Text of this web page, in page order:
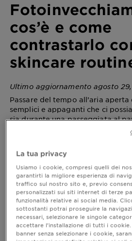
cos’è e come
contrastarlo
skincare
Ultimo aggiornamento agosto
Passare del tempo all’aria
semplici e appaganti che ci
sia durante una passeggiata al
mare o un pranzo in terrazza, il
nostra quotidianità e ha anche
accade, l’equilibrio è tutto:
è alleato divitamina De
principale responsabile di un
fotoinvecchiamento.
Forse ne hai già sentito parlare,
social o tra le righe di una rivista
significa davvero questo
possiamo fare per contrastarlo
La tua privacy
Usiamo i cookie, compresi quelli dei
garantirti la migliore esperienza di
traffico sul nostro sito e, previo
personalizzati sui siti internet di terze
funzionalità relative ai social media.
sottostanti potrai proseguire la
necessari, selezionare le singole
accettare l’installazione di tutti i
banner senza selezionare i cookie,